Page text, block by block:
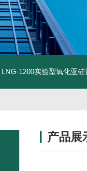
LNG-1200实验型氧化亚硅
产品展